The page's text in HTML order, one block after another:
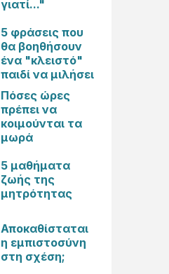
γιατί..."
5 φράσεις που
θα βοηθήσουν
ένα "κλειστό"
παιδί να μιλήσει
Πόσες ώρες
πρέπει να
κοιμούνται τα
μωρά
5 μαθήματα
ζωής της
μητρότητας
Αποκαθίσταται
η εμπιστοσύνη
στη σχέση;